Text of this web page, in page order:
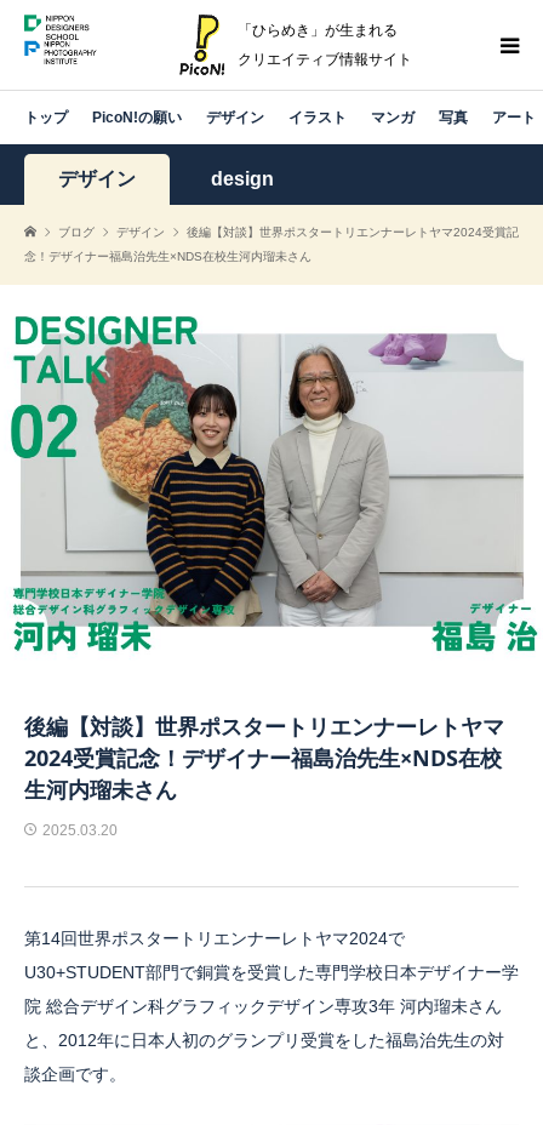
「ひらめき」が生まれる
クリエイティブ情報サイト
トップ PicoN!の願い デザイン イラスト マンガ 写真 アート
デザイン design
ブログ デザイン
後編【対談】世界ポスタートリエンナーレトヤマ2024受賞記
念！デザイナー福島治先生×NDS在校生河内瑠未さん
後編【対談】世界ポスタートリエンナーレトヤマ
2024受賞記念！デザイナー福島治先生×NDS在校
生河内瑠未さん
2025.03.20
第14回世界ポスタートリエンナーレトヤマ2024で
U30+STUDENT部門で銅賞を受賞した専門学校日本デザイナー学
院 総合デザイン科グラフィックデザイン専攻3年 河内瑠未さん
と、2012年に日本人初のグランプリ受賞をした福島治先生の対
談企画です。